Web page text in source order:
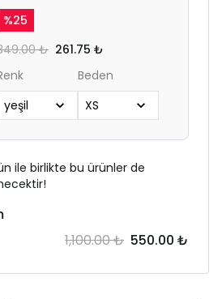
%25
₺ 261.75 ₺
Beden
ile birlikte bu ürünler de
1,100.00 ₺ 550.00 ₺